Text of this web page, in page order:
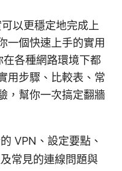
以更穩定地完成上
一個快速上手的實用
各種網路環境下都
用步驟、比較表、常
，幫你一次搞定翻牆
VPN、設定要點、
常見的連線問題與